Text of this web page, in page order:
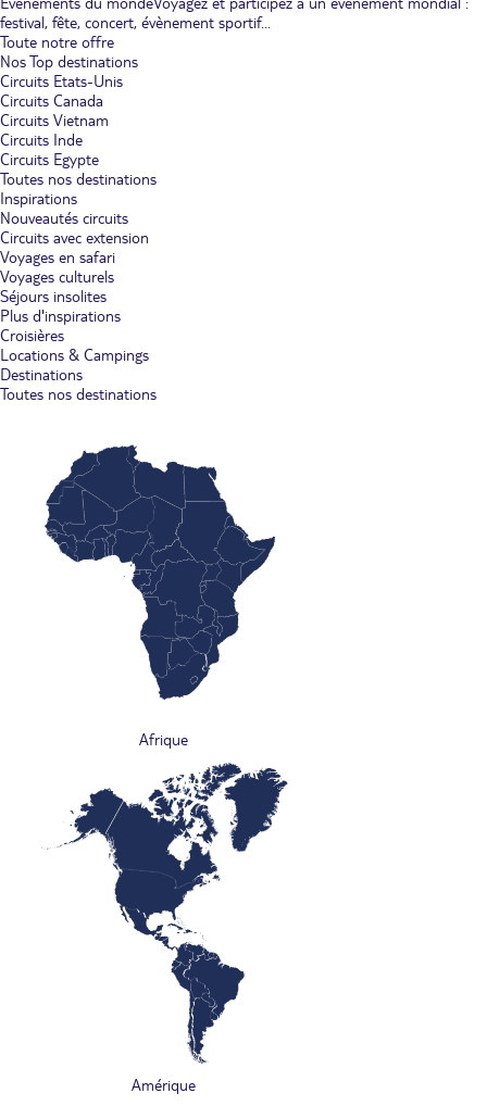
festival, fête, concert, évènement sportif...
Toute notre offre
Nos Top destinations
Circuits Etats-Unis
Circuits Canada
Circuits Vietnam
Circuits Inde
Circuits Egypte
Toutes nos destinations
Inspirations
Nouveautés circuits
Circuits avec extension
Voyages en safari
Voyages culturels
Séjours insolites
Plus d'inspirations
Croisières
Locations & Campings
Destinations
Toutes nos destinations
Afrique
Amérique